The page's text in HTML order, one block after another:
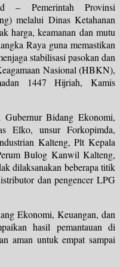
– Pemerintah Provinsi
melalui Dinas Ketahanan
harga, keamanan dan mutu
Raya guna memastikan
stabilisasi pasokan dan
Nasional (HBKN),
1447 Hijriah, Kamis
Bidang Ekonomi,
Elko, unsur Forkopimda,
Kalteng, Plt Kepala
Bulog Kanwil Kalteng,
dilaksanakan beberapa titik
dan pengencer LPG
Ekonomi, Keuangan, dan
hasil pemantauan di
aman untuk empat sampai